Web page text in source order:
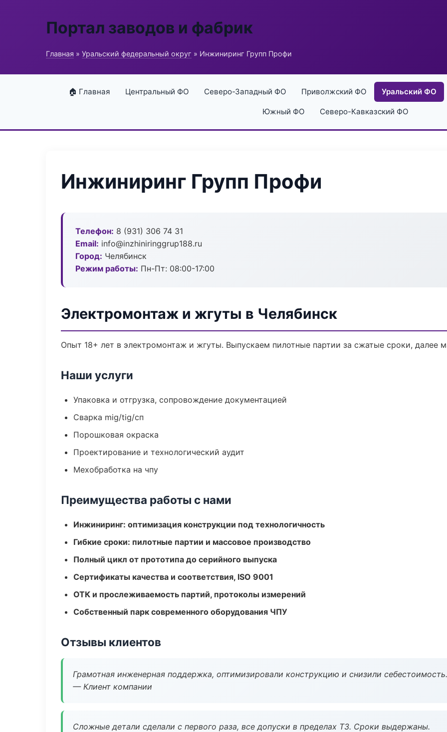
Портал заводов и фабрик
Главная » Уральский федеральный округ » Инжиниринг Групп Профи
🏠 Главная Центральный ФО Северо-Западный ФО Приволжский ФО Уральский ФО
Южный ФО Северо-Кавказский ФО
Инжиниринг Групп Профи
Телефон: 8 (931) 306 74 31
Email: info@inzhiniringgrup188.ru
Город: Челябинск
Режим работы: Пн-Пт: 08:00-17:00
Электромонтаж и жгуты в Челябинск
Опыт 18+ лет в электромонтаж и жгуты. Выпускаем пилотные партии за сжатые сроки, далее
Наши услуги
Упаковка и отгрузка, сопровождение документацией
Сварка mig/tig/сп
Порошковая окраска
Проектирование и технологический аудит
Мехобработка на чпу
Преимущества работы с нами
Инжиниринг: оптимизация конструкции под технологичность
Гибкие сроки: пилотные партии и массовое производство
Полный цикл от прототипа до серийного выпуска
Сертификаты качества и соответствия, ISO 9001
ОТК и прослеживаемость партий, протоколы измерений
Собственный парк современного оборудования ЧПУ
Отзывы клиентов
Грамотная инженерная поддержка, оптимизировали конструкцию и снизили себестоимость.
— Клиент компании
Сложные детали сделали с первого раза, все допуски в пределах ТЗ. Сроки выдержаны.